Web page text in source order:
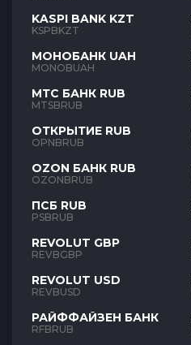
KASPI BANK KZT
KSPBKZT
МОНОБАНК UAH
MONOBUAH
МТС БАНК RUB
MTSBRUB
ОТКРЫТИЕ RUB
OPNBRUB
OZON БАНК RUB
OZONBRUB
ПСБ RUB
PSBRUB
REVOLUT GBP
REVBGBP
REVOLUT USD
REVBUSD
РАЙФФАЙЗЕН БАНК
RFBRUB